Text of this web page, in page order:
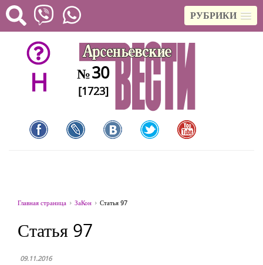
РУБРИКИ
H №30
[1723]
Главная страница ЗаКон Статья 97
Статья 97
09.11.2016